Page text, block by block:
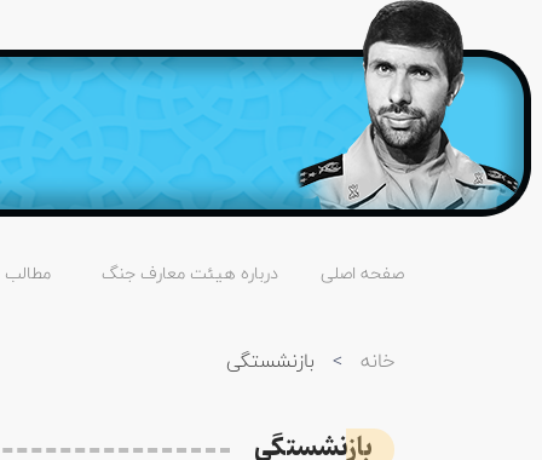
صفحه اصلی درباره هیئت معارف جنگ مطالب
خانه > بازنشستگی
بازنشستگی